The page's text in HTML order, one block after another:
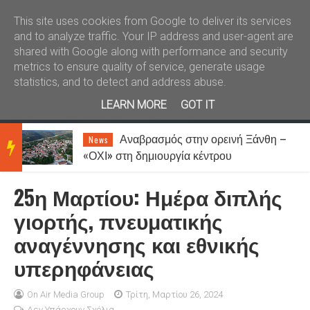
Καλώς ήλθατε Kral News
BRE
AKIN
NEW
News
Αναβρασμός στην ορεινή Ξάνθη –
«ΟΧΙ» στη δημιουργία κέντρου
25η Μαρτίου: Ημέρα διπλής
γιορτής, πνευματικής
αναγέννησης και εθνικής
υπερηφάνειας
On Air Media Group
Τρίτη, Μαρτίου 26, 2024
This site uses cookies from Google to deliver its services
and to analyze traffic. Your IP address and user-agent are
shared with Google along with performance and security
metrics to ensure quality of service, generate usage
statistics, and to detect and address abuse.
LEARN MORE
GOT IT